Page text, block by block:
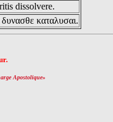
dissolvere.
καταλυσαι.
Apostolique»